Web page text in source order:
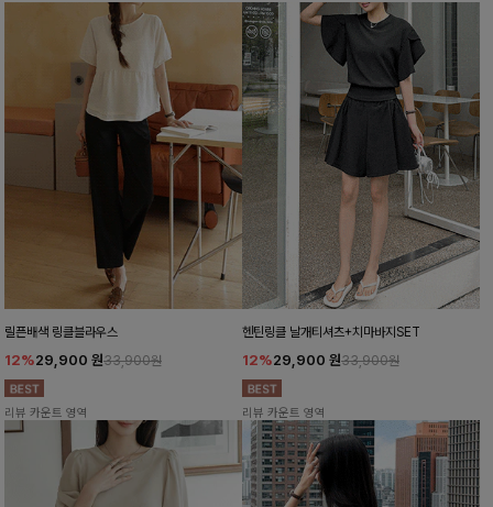
릴픈배색 링클블라우스
12%29,900 원33,900원
리뷰 카운트 영역
헨틴링클 날개티셔츠+치마바지SET
12%29,900 원33,900원
리뷰 카운트 영역